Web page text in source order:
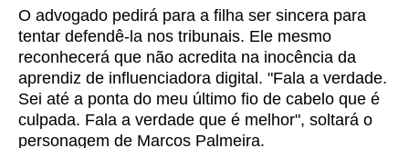
O advogado pedirá para a filha ser sincera para
tentar defendê-la nos tribunais. Ele mesmo
reconhecerá que não acredita na inocência da
aprendiz de influenciadora digital. "Fala a verdade.
Sei até a ponta do meu último fio de cabelo que é
culpada. Fala a verdade que é melhor", soltará o
personagem de Marcos Palmeira.